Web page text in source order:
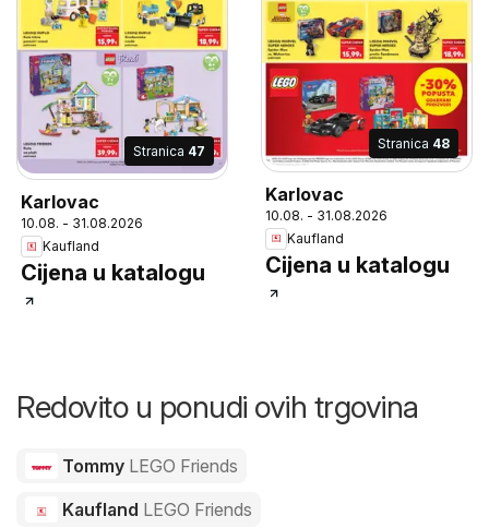
Stranica 47
Karlovac
10.08. - 31.08.2026
Kaufland
Cijena u katalogu
Stranica 48
Karlovac
10.08. - 31.08.2026
Kaufland
Cijena u katalogu
Redovito u ponudi ovih trgovina
Tommy LEGO Friends
Kaufland LEGO Friends